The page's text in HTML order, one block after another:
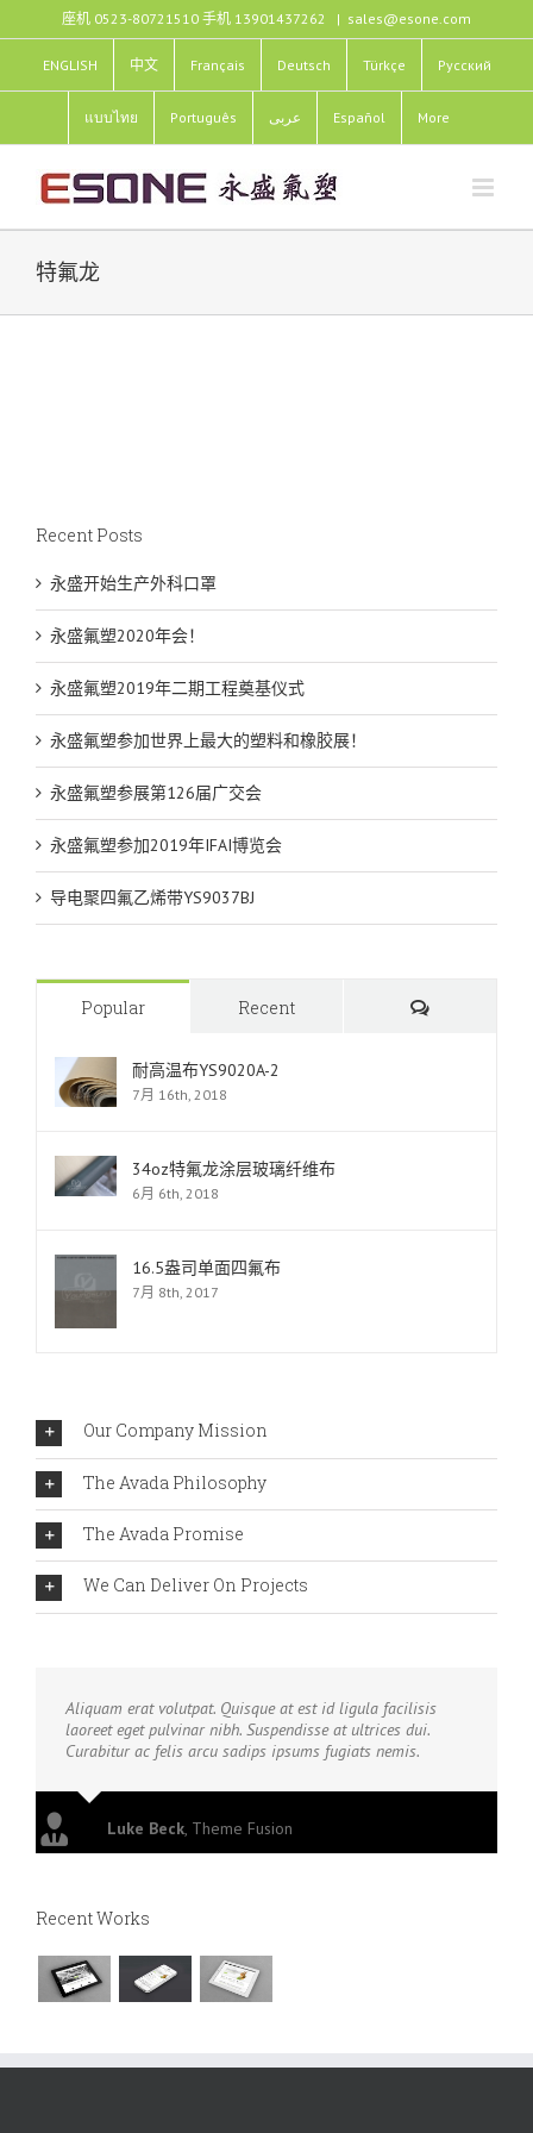
过
容
座机 0523-80721510 手机 13901437262 | sales@esone.com
ENGLISH 中文 Français Deutsch Türkçe Pусский
แบบไทย Português عربى Español More
特氟龙
Recent Posts
永盛开始生产外科口罩
永盛氟塑2020年会！
永盛氟塑2019年二期工程奠基仪式
永盛氟塑参加世界上最大的塑料和橡胶展！
永盛氟塑参展第126届广交会
永盛氟塑参加2019年IFAI博览会
导电聚四氟乙烯带YS9037BJ
Popular Recent Comments
耐高温布YS9020A-2
7月 16th, 2018
34oz特氟龙涂层玻璃纤维布
6月 6th, 2018
16.5盎司单面四氟布
7月 8th, 2017
Our Company Mission
The Avada Philosophy
The Avada Promise
We Can Deliver On Projects
Aliquam erat volutpat. Quisque at est id ligula facilisis
laoreet eget pulvinar nibh. Suspendisse at ultrices dui.
Curabitur ac felis arcu sadips ipsums fugiats nemis.
Luke Beck, Theme Fusion
Recent Works